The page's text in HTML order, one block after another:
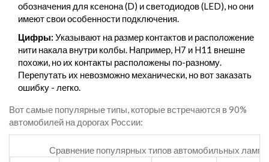
обозначения для ксенона (D) и светодиодов (LED), но они
имеют свои особенности подключения.
Цифры: Указывают на размер контактов и расположение
нити накала внутри колбы. Например, H7 и H11 внешне
похожи, но их контакты расположены по-разному.
Перепутать их невозможно механически, но вот заказать
ошибку - легко.
Вот самые популярные типы, которые встречаются в 90%
автомобилей на дорогах России:
Сравнение популярных типов автомобильных ламп